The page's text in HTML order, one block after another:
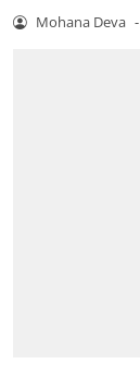
Mohana Deva -